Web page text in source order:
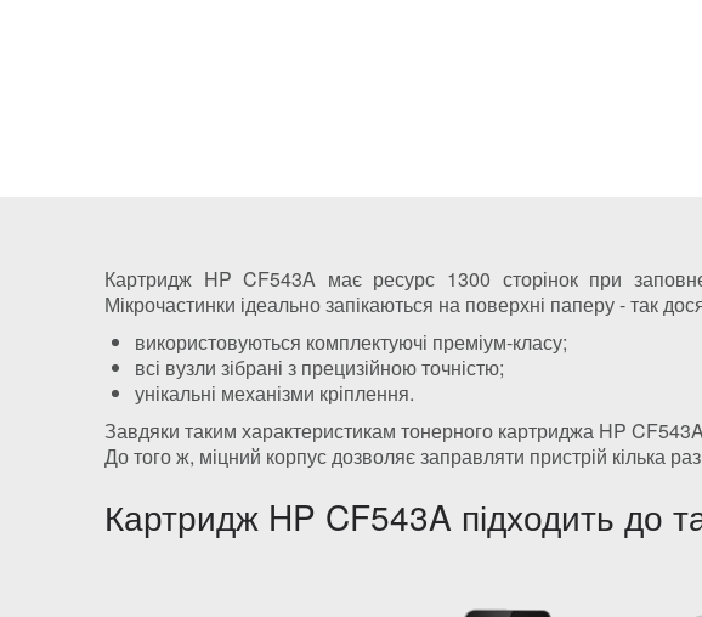
Картридж HP CF543A має ресурс 1300 сторінок при
Мікрочастинки ідеально запікаються на поверхні паперу - так
використовуються комплектуючі преміум-класу;
всі вузли зібрані з прецизійною точністю;
унікальні механізми кріплення.
Завдяки таким характеристикам тонерного картриджа HP
До того ж, міцний корпус дозволяє заправляти пристрій кілька
Картридж HP CF543A підходить до